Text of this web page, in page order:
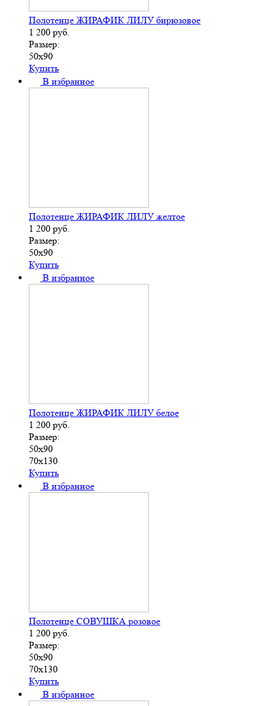
Полотенце ЖИРАФИК ЛИЛУ бирюзовое
1 200 руб.
Размер:
50х90
Купить
В избранное
Полотенце ЖИРАФИК ЛИЛУ желтое
1 200 руб.
Размер:
50х90
Купить
В избранное
Полотенце ЖИРАФИК ЛИЛУ белое
1 200 руб.
Размер:
50х90
70х130
Купить
В избранное
Полотенце СОВУШКА розовое
1 200 руб.
Размер:
50х90
70х130
Купить
В избранное